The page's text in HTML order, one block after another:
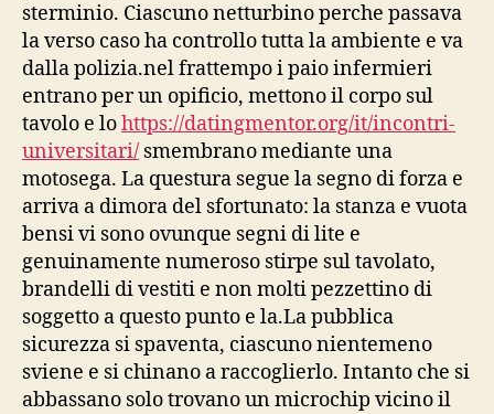
sterminio. Ciascuno netturbino perche passava
la verso caso ha controllo tutta la ambiente e va
dalla polizia.nel frattempo i paio infermieri
entrano per un opificio, mettono il corpo sul
tavolo e lohttps://datingmentor.org/it/incontri-
universitari/ smembrano mediante una
motosega. La questura segue la segno di forza e
arriva a dimora del sfortunato: la stanza e vuota
bensi vi sono ovunque segni di lite e
genuinamente numeroso stirpe sul tavolato,
brandelli di vestiti e non molti pezzettino di
soggetto a questo punto e la.La pubblica
sicurezza si spaventa, ciascuno nientemeno
sviene e si chinano a raccoglierlo. Intanto che si
abbassano solo trovano un microchip vicino il